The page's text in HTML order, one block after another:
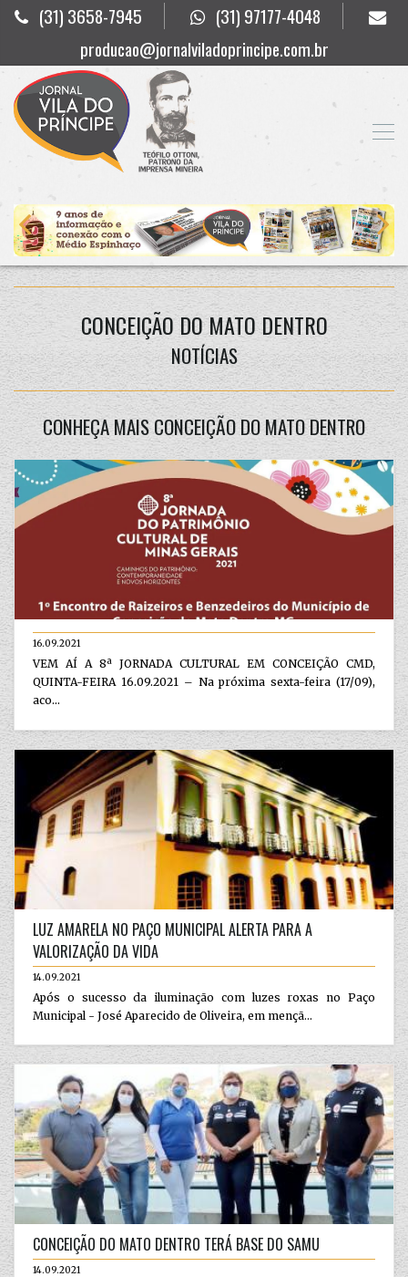
(31) 3658-7945
(31) 97177-4048
producao@jornalviladoprincipe.com.br
CONCEIÇÃO DO MATO DENTRO
NOTÍCIAS
CONHEÇA MAIS CONCEIÇÃO DO MATO DENTRO
16.09.2021
VEM AÍ A 8ª JORNADA CULTURAL EM CONCEIÇÃO CMD,
QUINTA-FEIRA 16.09.2021 – Na próxima sexta-feira (17/09),
aco...
LUZ AMARELA NO PAÇO MUNICIPAL ALERTA PARA A
VALORIZAÇÃO DA VIDA
14.09.2021
Após o sucesso da iluminação com luzes roxas no Paço
Municipal - José Aparecido de Oliveira, em mençã...
CONCEIÇÃO DO MATO DENTRO TERÁ BASE DO SAMU
14.09.2021